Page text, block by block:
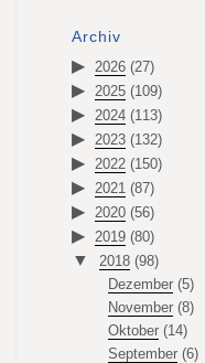
Archiv
2026 (27)
2025 (109)
2024 (113)
2023 (132)
2022 (150)
2021 (87)
2020 (56)
2019 (80)
2018 (98)
Dezember(5)
November(8)
Oktober(14)
September(6)